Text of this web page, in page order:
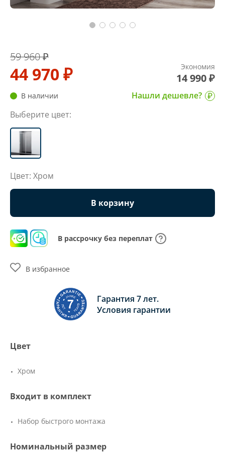
59 960 ₽
44 970 ₽ Экономия
14 990 ₽
В наличии
Нашли дешевле?
Выберите цвет:
Цвет: Хром
В корзину
В рассрочку без переплат
Гарантия 7 лет.
Условия гарантии
В избранное
Цвет
Хром
Входит в комплект
Набор быстрого монтажа
Номинальный размер